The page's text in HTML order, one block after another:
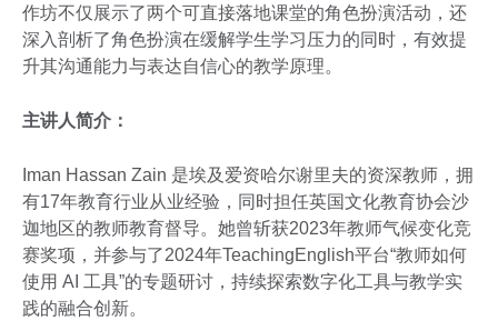
作坊不仅展示了两个可直接落地课堂的角色扮演活动，还
深入剖析了角色扮演在缓解学生学习压力的同时，有效提
升其沟通能力与表达自信心的教学原理。
主讲人简介：
Iman Hassan Zain 是埃及爱资哈尔谢里夫的资深教师，拥
有17年教育行业从业经验，同时担任英国文化教育协会沙
迦地区的教师教育督导。她曾斩获2023年教师气候变化竞
赛奖项，并参与了2024年TeachingEnglish平台“教师如何
使用 AI 工具”的专题研讨，持续探索数字化工具与教学实
践的融合创新。